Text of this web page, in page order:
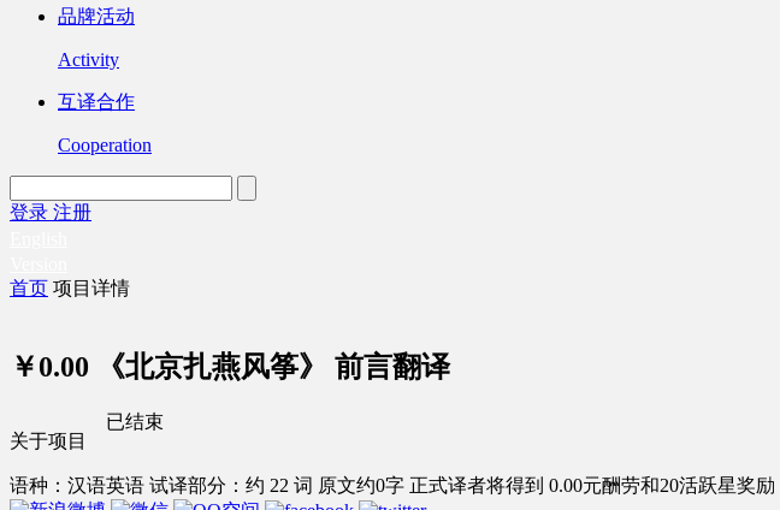
品牌活动
Activity
互译合作
Cooperation
登录 注册
首页 项目详情
￥0.00 《北京扎燕风筝》 前言翻译
关于项目
语种：汉语英语 试译部分：约 22 词 原文约0字 正式译者将得到 0.00元酬劳和20活跃星奖励
已结束